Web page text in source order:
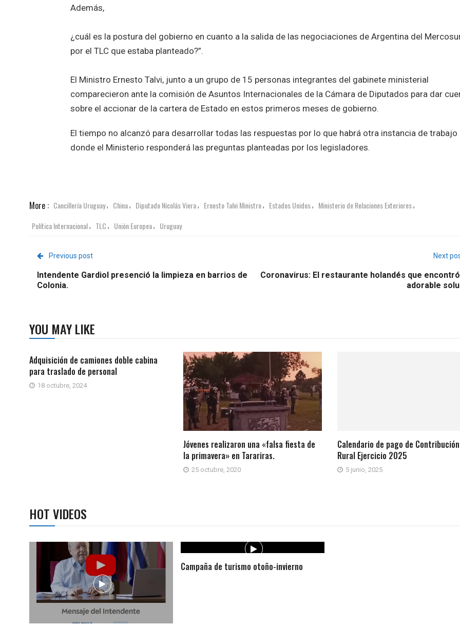
Además,
¿cuál es la postura del gobierno en cuanto a la salida de las negociaciones de Argentina del
por el TLC que estaba planteado?”.
El Ministro Ernesto Talvi, junto a un grupo de 15 personas integrantes del gabinete ministerial
comparecieron ante la comisión de Asuntos Internacionales de la Cámara de Diputados para dar
sobre el accionar de la cartera de Estado en estos primeros meses de gobierno.
El tiempo no alcanzó para desarrollar todas las respuestas por lo que habrá otra instancia de trabajo
donde el Ministerio responderá las preguntas planteadas por los legisladores.
More : Cancillería Uruguay, China, Diputado Nicolás Viera, Ernesto Talvi Ministro, Estados Unidos, Ministerio de Relaciones Exteriores,
Política Internacional, TLC , Unión Europea, Uruguay
Previous post
Intendente Gardiol presenció la limpieza en barrios de
Colonia.
Next
Coronavirus: El restaurante holandés que
adorable
YOU MAY LIKE
Adquisición de camiones doble cabina
para traslado de personal
18 octubre, 2024
Jóvenes realizaron una «falsa fiesta de
la primavera» en Tarariras.
25 octubre, 2020
Calendario de pago de Contribución
Rural Ejercicio 2025
5 junio, 2025
HOT VIDEOS
Campaña de turismo otoño-invierno